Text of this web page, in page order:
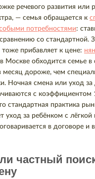
речевого развития или
— семья обращается к
потребностями:
со стандартной.
тоже прибавляет к цене:
в Москве обходится семье в
месяц дороже, чем
Ночная смена или уход
с коэффициентом
стандартная практика
уход за ребёнком с
в договоре и
частный